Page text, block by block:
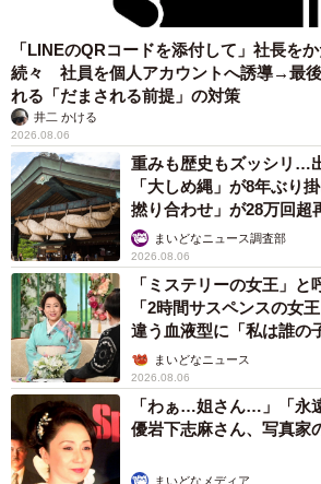
「LINEのQRコードを添付して」社長を
続々 社員を個人アカウントへ誘導→最
れる「だまされる前提」の対策
井二 かける
2026.08.06
重みも歴史もズッシリ…
「大しめ縄」が8年ぶり
撚り合わせ」が28万回超
まいどなニュース調査部
2026.08.06
「ミステリーの女王」
「2時間サスペンスの女
違う血液型に「私は誰の
屋】まいどなニュース
2026.08.06
「わぁ…姐さん…」「
優岩下志麻さん、写真家
まいどなメディア